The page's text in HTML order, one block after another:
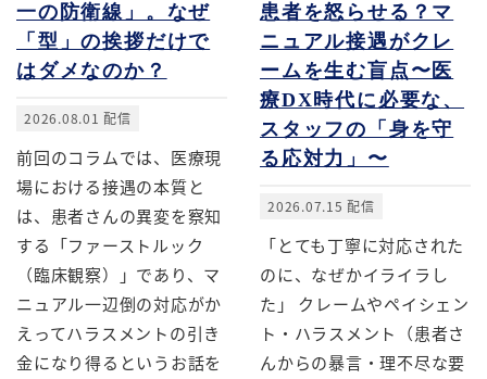
一の防衛線」。なぜ
「型」の挨拶だけで
はダメなのか？
2026.08.01 配信
前回のコラムでは、医療現
場における接遇の本質と
は、患者さんの異変を察知
する「ファーストルック
（臨床観察）」であり、マ
ニュアル一辺倒の対応がか
えってハラスメントの引き
金になり得るというお話を
患者を怒らせる？マ
ニュアル接遇がクレ
ームを生む盲点〜医
療DX時代に必要な、
スタッフの「身を守
る応対力」〜
2026.07.15 配信
「とても丁寧に対応された
のに、なぜかイライラし
た」 クレームやペイシェン
ト・ハラスメント（患者さ
んからの暴言・理不尽な要